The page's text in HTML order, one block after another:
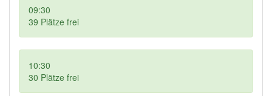
09:30
39 Plätze frei
10:30
30 Plätze frei